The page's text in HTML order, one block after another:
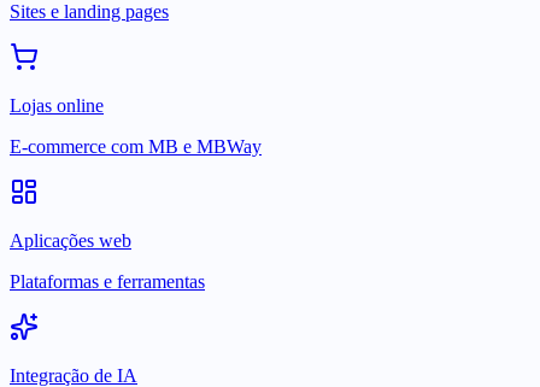
Sites e landing pages
Lojas online
E-commerce com MB e MBWay
Aplicações web
Plataformas e ferramentas
Integração de IA